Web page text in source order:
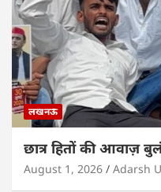
लखनऊ
छात्र हितों की आवाज़
August 1, 2026 Adarsh